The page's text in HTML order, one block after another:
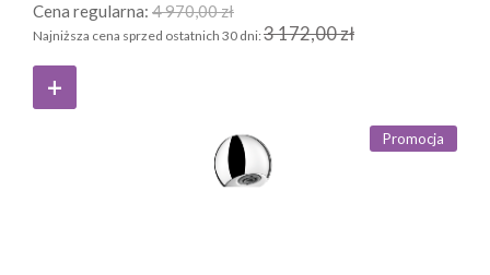
Cena regularna: 4 970,00 zł
Najniższa cena sprzed ostatnich 30 dni: 3 172,00 zł
Promocja